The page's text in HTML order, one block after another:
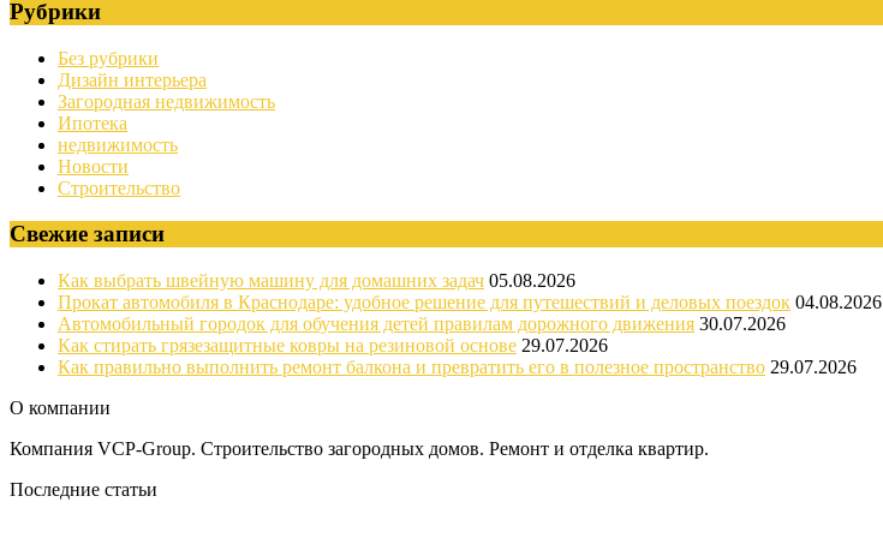
Рубрики
Без рубрики
Дизайн интерьера
Загородная недвижимость
Ипотека
недвижимость
Новости
Строительство
Свежие записи
Как выбрать швейную машину для домашних задач 05.08.2026
Прокат автомобиля в Краснодаре: удобное решение для путешествий и деловых поездок 04.08.2026
Автомобильный городок для обучения детей правилам дорожного движения 30.07.2026
Как стирать грязезащитные ковры на резиновой основе 29.07.2026
Как правильно выполнить ремонт балкона и превратить его в полезное пространство 29.07.2026
О компании
Компания VCP-Group. Строительство загородных домов. Ремонт и отделка квартир.
Последние статьи